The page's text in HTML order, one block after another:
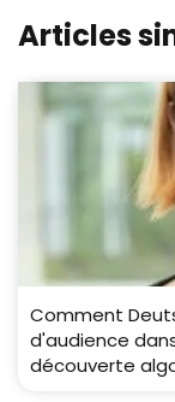
Articles
Comment
d'audience
découverte